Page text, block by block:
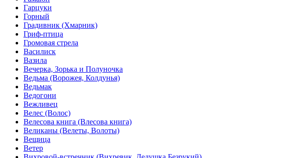
Гарцуки
Горный
Градивник (Хмарник)
Гриф-птица
Громовая стрела
Василиск
Вазила
Вечерка, Зорька и Полуночка
Ведьма (Ворожея, Колдунья)
Ведьмак
Ведогони
Вежливец
Велес (Волос)
Велесова книга (Влесова книга)
Великаны (Велеты, Волоты)
Вещица
Ветер